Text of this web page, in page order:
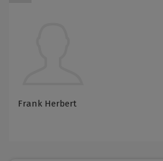
Frank Herbert